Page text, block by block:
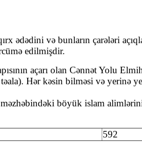
və bunların çarələri
edilmişdir.
açarı olan Cənnət Yolu
Hər kəsin bilməsi və yerinə
böyük islam
592